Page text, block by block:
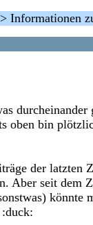
Informationen
oben bin
der latzten
Aber seit dem
könnte